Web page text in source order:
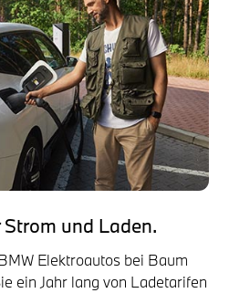
und Laden.
Elektroautos bei Baum
ein Jahr lang von Ladetarifen